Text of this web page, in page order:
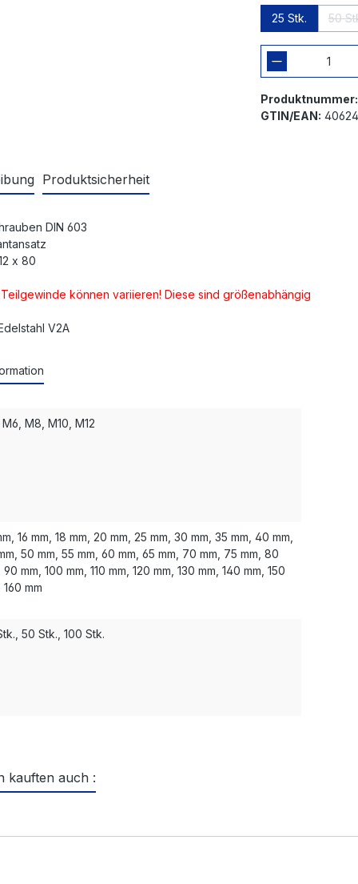
25 Stk. 50
GTIN/EAN:
Produktsicherheit
DIN 603
x 80
können variieren! Diese sind größenabhängig
V2A
M8, M10, M12
16 mm, 18 mm, 20 mm, 25 mm, 30 mm, 35 mm, 40 mm,
50 mm, 55 mm, 60 mm, 65 mm, 70 mm, 75 mm, 80
90 mm, 100 mm, 110 mm, 120 mm, 130 mm, 140 mm, 150
160 mm
50 Stk., 100 Stk.
kauften auch :